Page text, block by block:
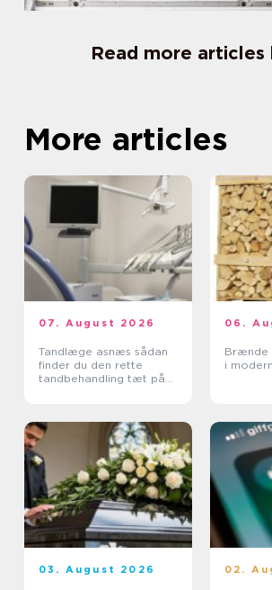
Read more articles
More articles
07. August 2026
Tandlæge asnæs sådan
finder du den rette
tandbehandling tæt på
06.
Brænde
i
03. August 2026 02.